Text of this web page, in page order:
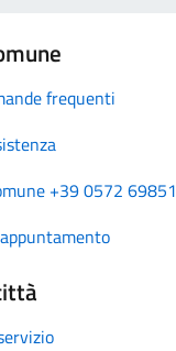
frequenti
+39 0572 69851